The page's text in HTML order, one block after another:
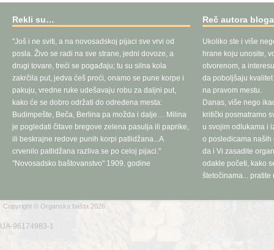
Rekli su…
"Još i ne sviti, a na novosadskoj pijaci sve vrvi od
posla. Živo se radi na sve strane, jedni dovoze, a
drugi tovare, treći se pogađaju; tu su silna kola
zakrčila put, jedva ćeš proći, onamo se pune korpe i
pakuju, vredne ruke udešavaju robu za daljni put,
kako će se dobro održati do određena mesta:
Budimpešte, Beča, Berlina pa možda i dalje… Milina
je pogledati čitave bregove zelena pasulja ili paprike,
ili beskrajne redove punih korpi patlidžana...A
crvenilo patlidžana razliva se po celoj pijaci."
"Novosadsko baštovanstvo" 1909. godine
Reč autora
Ukoliko ste i više
hrane koju unosite,
otvorenom, a
da poboljšaju
na pravom mestu.
Danas, više nego
kritički posmatramo
u svojim odlukama i
o posledicama naših
da i Vi zasadite
odakle početi, kako
štetočinama... pratite
Copyright © Organska bašta 2026
UA-96174983-1